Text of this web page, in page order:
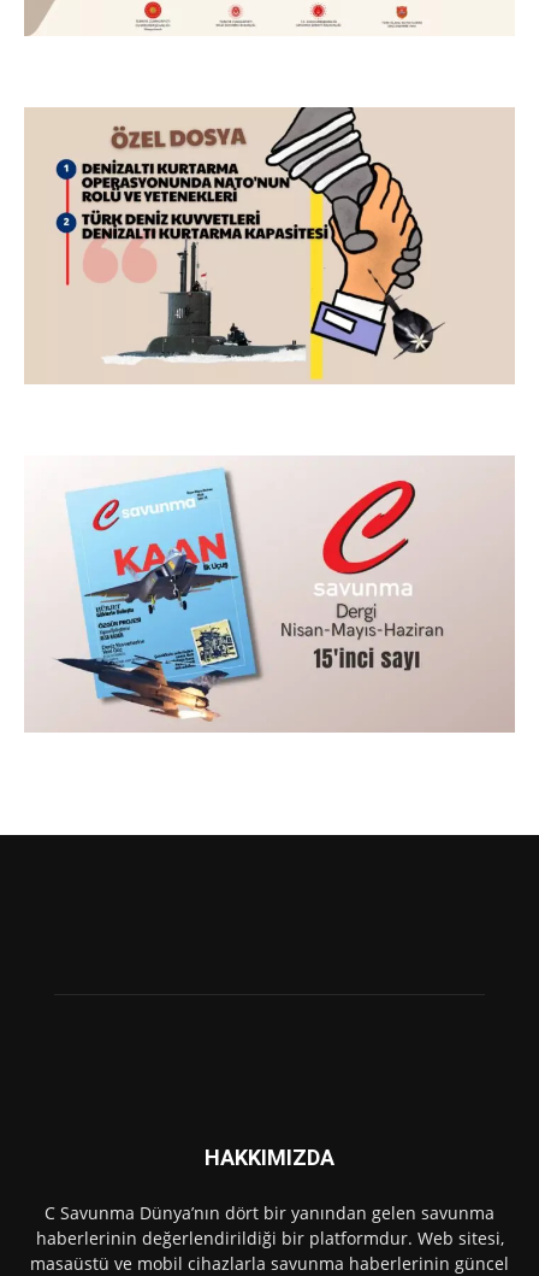
HAKKIMIZDA
C Savunma Dünya’nın dört bir yanından gelen savunma
haberlerinin değerlendirildiği bir platformdur. Web sitesi,
masaüstü ve mobil cihazlarla savunma haberlerinin güncel